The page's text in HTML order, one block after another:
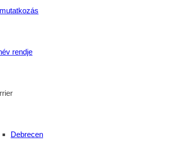
rendje
Debrecen
és jövőépítésről